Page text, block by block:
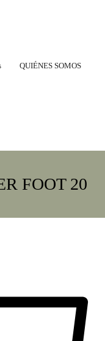
QUIÉNES SOMOS
FOOT 20